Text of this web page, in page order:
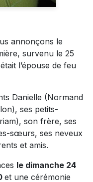
annonçons le
survenu le 25
l’épouse de feu
Danielle (Normand
ses petits-
son frère, ses
sœurs, ses neveux
et amis.
le dimanche 24
et une cérémonie